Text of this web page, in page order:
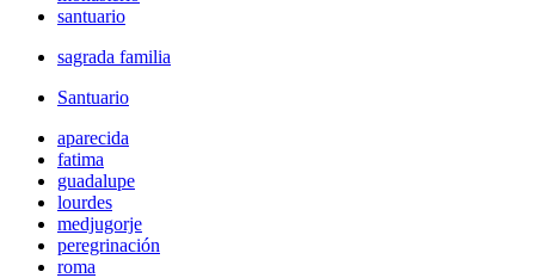
santuario
sagrada familia
Santuario
aparecida
fatima
guadalupe
lourdes
medjugorje
peregrinación
roma